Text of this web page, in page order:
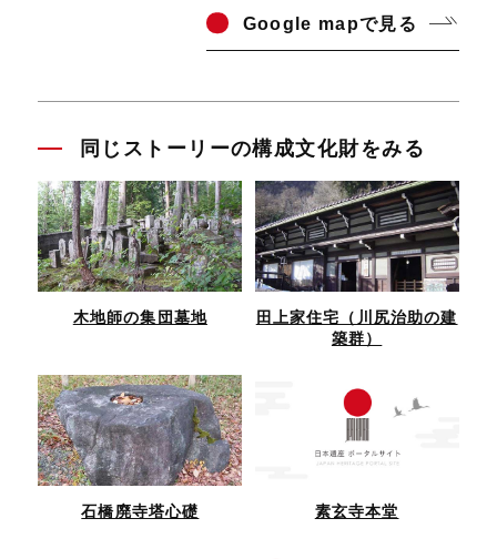
Google mapで見る
同じストーリーの構成文化財をみる
木地師の集団墓地
田上家住宅（川尻治助の建
築群）
石橋廃寺塔心礎 素玄寺本堂